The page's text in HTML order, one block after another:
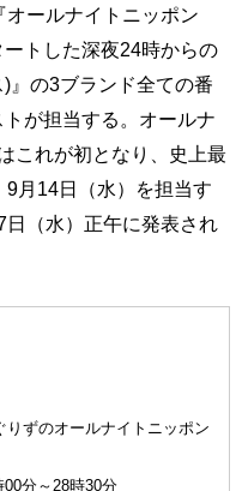
オールナイトニッポン
トした深夜24時からの
)』の3ブランド全ての番
が担当する。オールナ
これが初となり、史上最
月14日（水）を担当す
（水）正午に発表され
ずのオールナイトニッポン
分～28時30分